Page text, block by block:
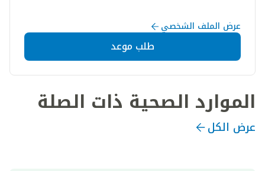
عرض الملف الشخصي
طلب موعد
الموارد الصحية ذات الصلة
عرض الكل